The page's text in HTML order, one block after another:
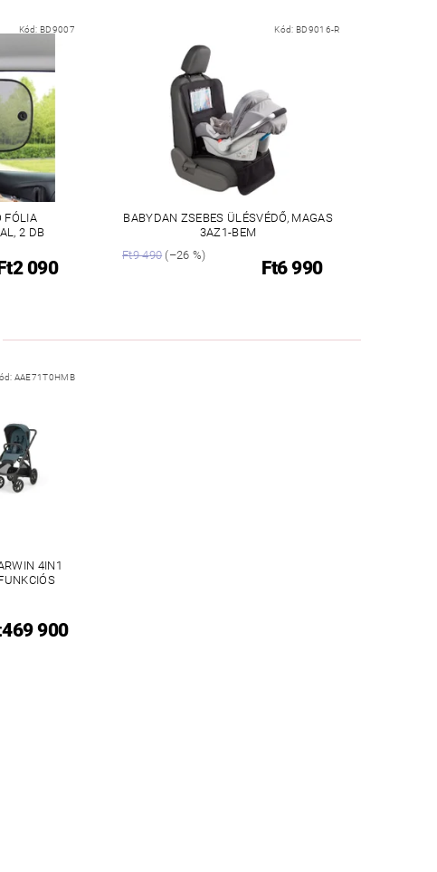
Kód: BD9007
FÓLIA
2 DB
090
Kód: BD9016-R
BABYDAN ZSEBES ÜLÉSVÉDŐ, MAGAS
3AZ1-BEM
Ft9 490 (–26 %)
Ft6 990
AAE71T0HMB
4IN1
900